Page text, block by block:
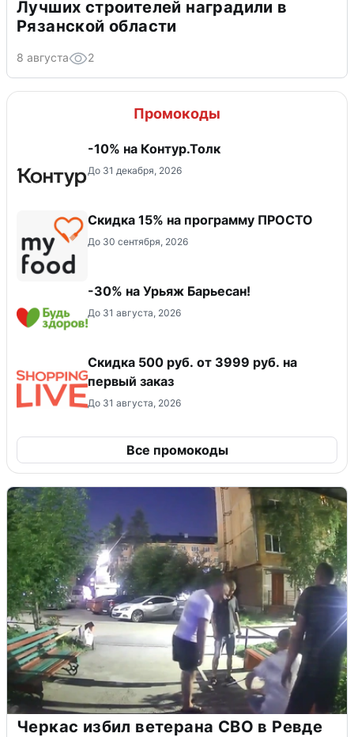
Лучших строителей наградили в
Рязанской области
8 августа 2
Промокоды
-10% на Контур.Толк
До 31 декабря, 2026
Скидка 15% на программу ПРОСТО
До 30 сентября, 2026
-30% на Урьяж Барьесан!
До 31 августа, 2026
Скидка 500 руб. от 3999 руб. на
первый заказ
До 31 августа, 2026
Все промокоды
Черкас избил ветерана СВО в Ревде